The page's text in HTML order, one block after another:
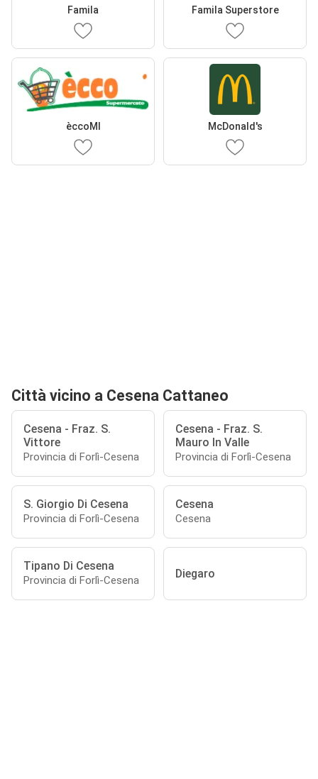
Famila Famila Superstore
èccoMI McDonald's
Città vicino a Cesena Cattaneo
Cesena - Fraz. S.
Vittore
Provincia di Forlì-Cesena
Cesena - Fraz. S.
Mauro In Valle
Provincia di Forlì-Cesena
S. Giorgio Di Cesena
Provincia di Forlì-Cesena
Cesena
Cesena
Tipano Di Cesena
Provincia di Forlì-Cesena Diegaro